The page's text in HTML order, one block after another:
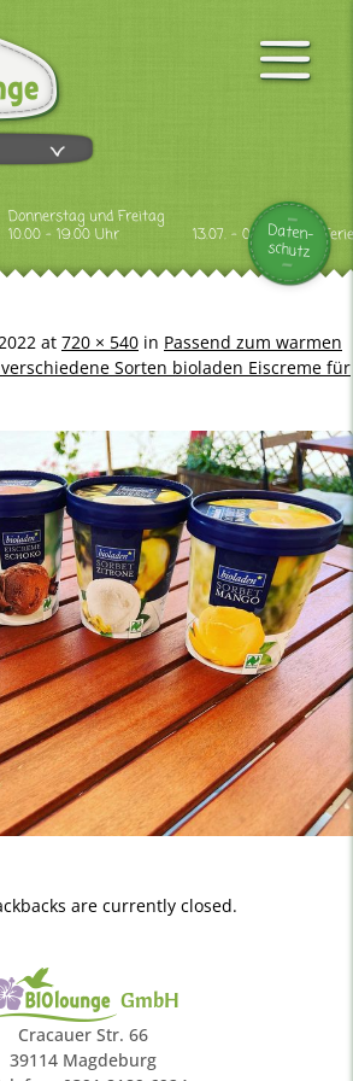
Donnerstag und Freitag
10.00 - 19.00 Uhr
13.07. - 09.08.2026
Daten-
schutz
at 720 × 540 in Passend zum warmen
Sorten bioladen Eiscreme für
are currently closed.
GmbH
Cracauer Str. 66
39114 Magdeburg